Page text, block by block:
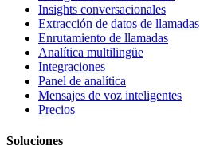
Insights conversacionales
Extracción de datos de llamadas
Enrutamiento de llamadas
Analítica multilingüe
Integraciones
Panel de analítica
Mensajes de voz inteligentes
Precios
Soluciones